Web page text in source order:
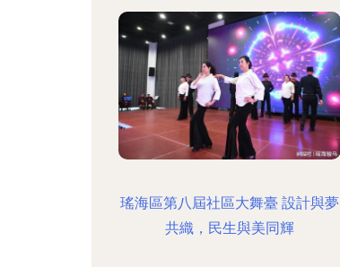
瑤海區第八屆社區大舞臺 設計與夢
共織，民生與美同輝